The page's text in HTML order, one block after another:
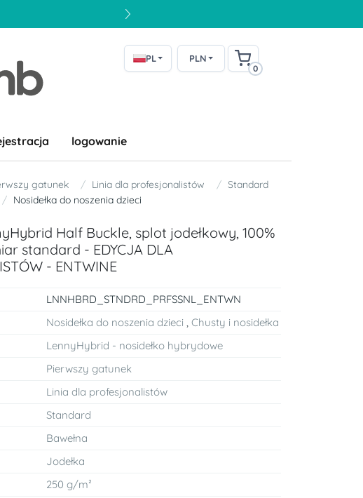
PL PLN
0
logowanie
gatunek Linia dla profesjonalistów
Standard
Nosidełka do noszenia dzieci
Half Buckle, splot jodełkowy, 100%
standard - EDYCJA DLA
- ENTWINE
LNNHBRD_STNDRD_PRFSSNL_ENTWN
Nosidełka do noszenia dzieci ,Chusty i nosidełka
LennyHybrid - nosidełko hybrydowe
Pierwszy gatunek
Linia dla profesjonalistów
Standard
Bawełna
Jodełka
250 g/m²